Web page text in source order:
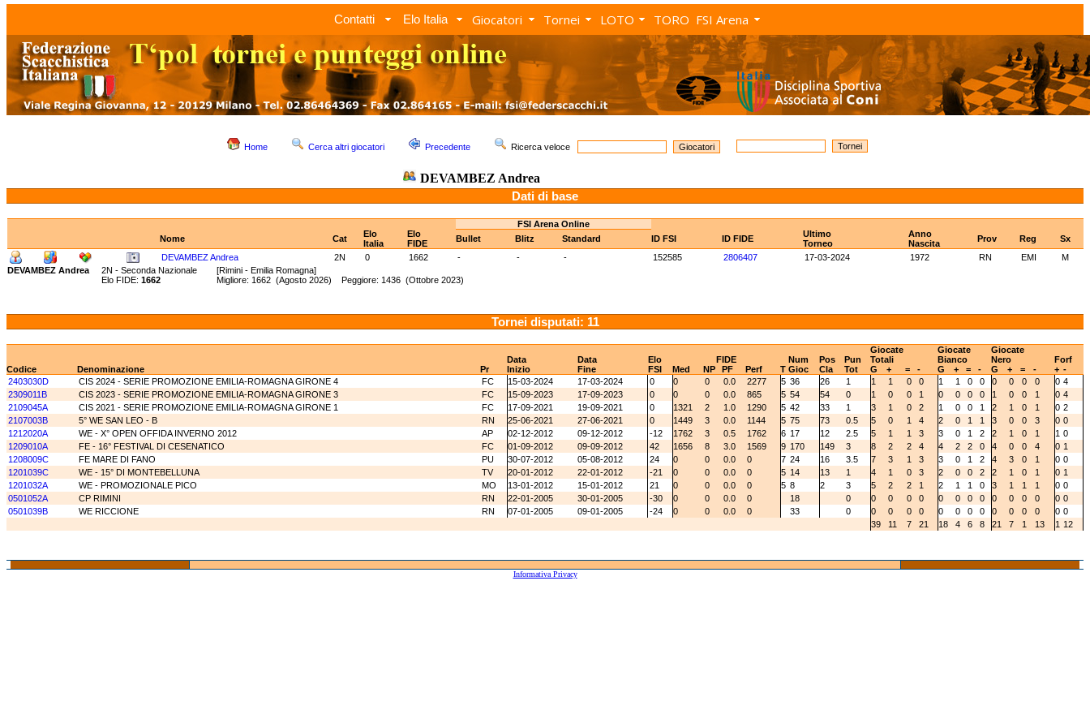
Contatti Elo Italia Giocatori Tornei LOTO TORO FSI Arena
Home Cerca altri giocatori Precedente Ricerca veloce
DEVAMBEZ Andrea
Dati di base
FSI Arena Online
Nome
Cat
Elo
Italia
Elo
FIDE
Bullet Blitz Standard ID FSI ID FIDE
Ultimo
Torneo
Anno
Nascita
Prov Reg
Sx
DEVAMBEZ Andrea
2N 0 1662 - - - 152585 2806407 17-03-2024 1972 RN EMI
M
DEVAMBEZ Andrea
2N - Seconda Nazionale [Rimini - Emilia Romagna]
Elo FIDE: 1662 Migliore: 1662 (Agosto 2026) Peggiore: 1436 (Ottobre 2023)
Tornei disputati: 11
Data Data Elo FIDE Num Pos Pun
Giocate
Totali
Giocate
Bianco
Giocate
Nero
Forf
Codice
Denominazione Pr Inizio Fine FSI Med NP PF Perf T Gioc Cla Tot G + = - G + = - G + = - + -
2403030D
CIS 2024 - SERIE PROMOZIONE EMILIA-ROMAGNA GIRONE 4 FC 15-03-2024 17-03-2024 0 0 0 0.0 2277 5 36 26 1 1 1 0 0 1 1 0 0 0 0 0 0 0 4
2309011B
CIS 2023 - SERIE PROMOZIONE EMILIA-ROMAGNA GIRONE 3 FC 15-09-2023 17-09-2023 0 0 0 0.0 865 5 54 54 0 1 0 0 1 0 0 0 0 1 0 0 1 0 4
2109045A
CIS 2021 - SERIE PROMOZIONE EMILIA-ROMAGNA GIRONE 1 FC 17-09-2021 19-09-2021 0 1321 2 1.0 1290 5 42 33 1 3 1 0 2 1 0 0 1 2 1 0 1 0 2
2107003B
5° WE SAN LEO - B RN 25-06-2021 27-06-2021 0 1449 3 0.0 1144 5 75 73 0.5 5 0 1 4 2 0 1 1 3 0 0 3 0 0
1212020A
WE - X° OPEN OFFIDA INVERNO 2012 AP 02-12-2012 09-12-2012 -12 1762 3 0.5 1762 6 17 12 2.5 5 1 1 3 3 0 1 2 2 1 0 1 1 0
1209010A
FE - 16° FESTIVAL DI CESENATICO FC 01-09-2012 09-09-2012 42 1656 8 3.0 1569 9 170 149 3 8 2 2 4 4 2 2 0 4 0 0 4 0 1
1208009C
FE MARE DI FANO PU 30-07-2012 05-08-2012 24 0 0 0.0 0 7 24 16 3.5 7 3 1 3 3 0 1 2 4 3 0 1 0 0
1201039C
WE - 15° DI MONTEBELLUNA TV 20-01-2012 22-01-2012 -21 0 0 0.0 0 5 14 13 1 4 1 0 3 2 0 0 2 2 1 0 1 0 1
1201032A
WE - PROMOZIONALE PICO MO 13-01-2012 15-01-2012 21 0 0 0.0 0 5 8 2 3 5 2 2 1 2 1 1 0 3 1 1 1 0 0
0501052A
CP RIMINI RN 22-01-2005 30-01-2005 -30 0 0 0.0 0 18 0 0 0 0 0 0 0 0 0 0 0 0 0 0 0
0501039B
WE RICCIONE RN 07-01-2005 09-01-2005 -24 0 0 0.0 0 33 0 0 0 0 0 0 0 0 0 0 0 0 0 0 0
39
11 7 21 18 4 6 8 21 7 1 13 1 12
Informativa Privacy